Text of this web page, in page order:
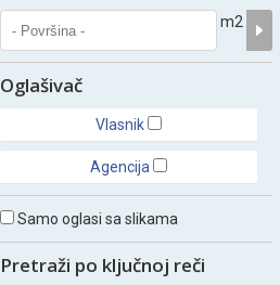
m2
Oglašivač
Vlasnik
Agencija
Samo oglasi sa slikama
Pretraži po ključnoj reči